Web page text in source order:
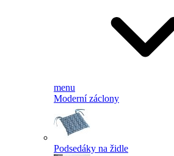
menu
Moderní záclony
Podsedáky na židle